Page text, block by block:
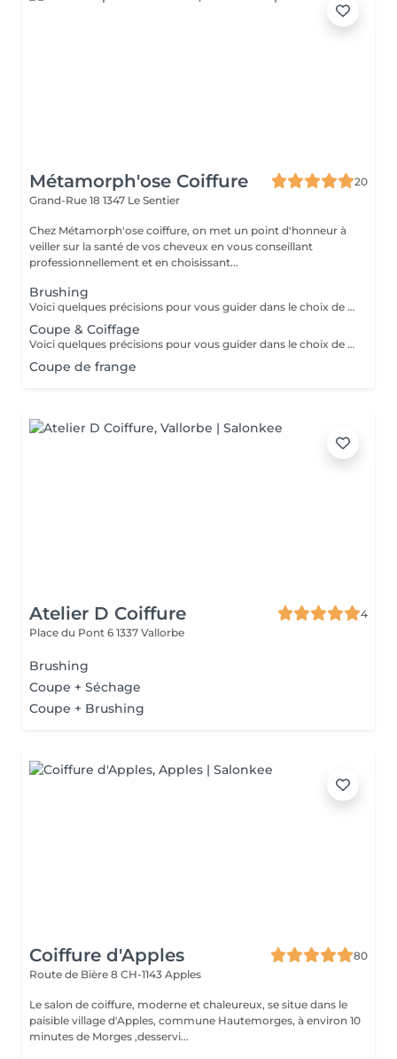
Métamorph'ose Coiffure
20
Grand-Rue 18 1347 Le Sentier
Chez Métamorph'ose coiffure, on met un point d'honneur à
veiller sur la santé de vos cheveux en vous conseillant
professionnellement et en choisissant...
Brushing
Voici quelques précisions pour vous guider dans le choix de votre longueur : - Cheveux extra-courts : Tour d'oreilles - Cheveux courts : Sur les oreilles jusqu'au-dessus des épaules - Cheveux mi-longs : Jusqu'aux omoplates - Cheveux longs : Jusqu'au bas du dos
Coupe & Coiffage
Voici quelques précisions pour vous guider dans le choix de votre longueur : - Cheveux extra-courts : Tour d'oreilles - Cheveux courts : Sur les oreilles jusqu'au-dessus des épaules - Cheveux mi-longs : Jusqu'aux omoplates - Cheveux longs : Jusqu'au milieu du dos - Cheveux extra-long à partir du milieu du dos
Coupe de frange
Atelier D Coiffure
4
Place du Pont 6 1337 Vallorbe
Brushing
Coupe + Séchage
Coupe + Brushing
Coiffure d'Apples
80
Route de Bière 8 CH-1143 Apples
Le salon de coiffure, moderne et chaleureux, se situe dans le
paisible village d'Apples, commune Hautemorges, à environ 10
minutes de Morges ,desservi...